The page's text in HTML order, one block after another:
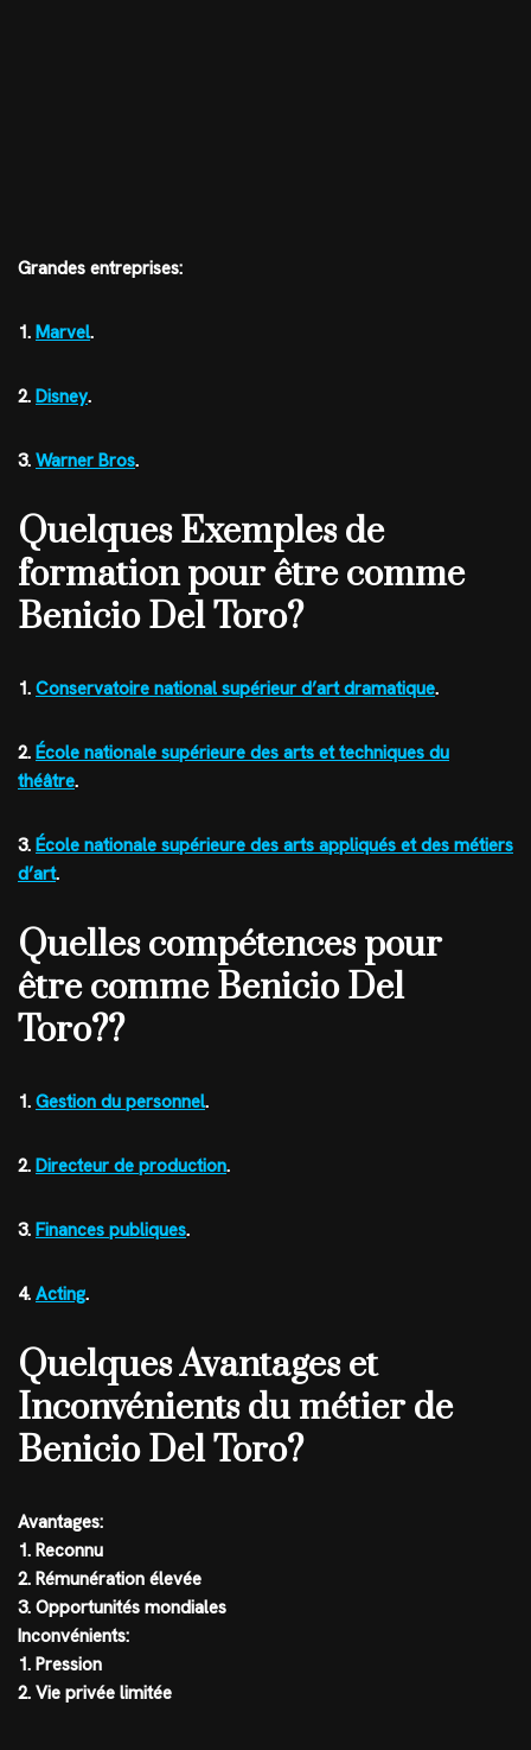
Grandes entreprises:
1. Marvel.
2. Disney.
3. Warner Bros.
Quelques Exemples de
formation pour être comme
Benicio Del Toro?
1. Conservatoire national supérieur d’art dramatique.
2. École nationale supérieure des arts et techniques du
théâtre.
3. École nationale supérieure des arts appliqués et des métiers
d’art.
Quelles compétences pour
être comme Benicio Del
Toro??
1. Gestion du personnel.
2. Directeur de production.
3. Finances publiques.
4. Acting.
Quelques Avantages et
Inconvénients du métier de
Benicio Del Toro?
Avantages:
1. Reconnu
2. Rémunération élevée
3. Opportunités mondiales
Inconvénients:
1. Pression
2. Vie privée limitée